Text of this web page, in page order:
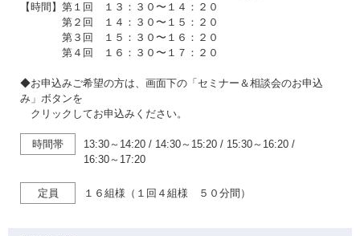
【時間】第１回 １３：３０〜１４：２０
第２回 １４：３０〜１５：２０
第３回 １５：３０〜１６：２０
第４回 １６：３０〜１７：２０
◆お申込みご希望の方は、画面下の「セミナー＆相談会のお申込
み」ボタンを
クリックしてお申込みください。
時間帯 13:30～14:20 / 14:30～15:20 / 15:30～16:20 /
16:30～17:20
定員 １６組様（１回４組様 ５０分間）